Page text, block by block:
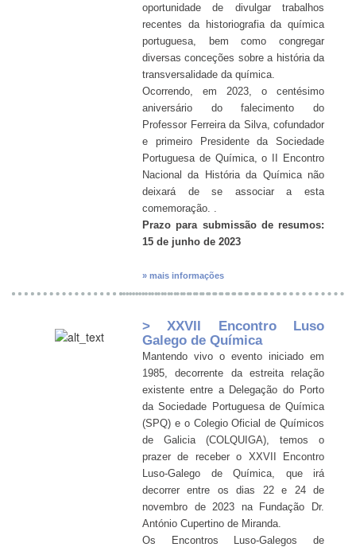
oportunidade de divulgar trabalhos
recentes da historiografia da química
portuguesa, bem como congregar
diversas conceções sobre a história da
transversalidade da química.
Ocorrendo, em 2023, o centésimo
aniversário do falecimento do
Professor Ferreira da Silva, cofundador
e primeiro Presidente da Sociedade
Portuguesa de Química, o II Encontro
Nacional da História da Química não
deixará de se associar a esta
comemoração. .
Prazo para submissão de resumos:
15 de junho de 2023
» mais informações
> XXVII Encontro Luso
Galego de Química
Mantendo vivo o evento iniciado em
1985, decorrente da estreita relação
existente entre a Delegação do Porto
da Sociedade Portuguesa de Química
(SPQ) e o Colegio Oficial de Químicos
de Galicia (COLQUIGA), temos o
prazer de receber o XXVII Encontro
Luso-Galego de Química, que irá
decorrer entre os dias 22 e 24 de
novembro de 2023 na Fundação Dr.
António Cupertino de Miranda.
Os Encontros Luso-Galegos de